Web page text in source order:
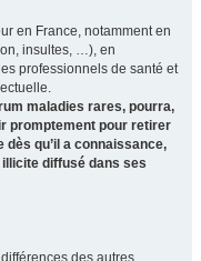
en France, notamment en
insultes, …), en
professionnels de santé et
maladies rares, pourra,
promptement pour retirer
dès qu’il a connaissance,
diffusé dans ses
des autres